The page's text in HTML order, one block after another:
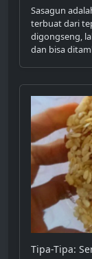
Sasagun
terbuat dari
digongseng,
dan bisa
Tipa-Tipa: